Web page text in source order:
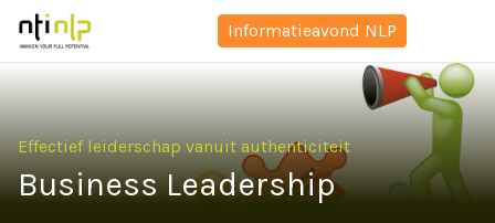
Informatieavond NLP
Effectief leiderschap vanuit authenticiteit
Business Leadership